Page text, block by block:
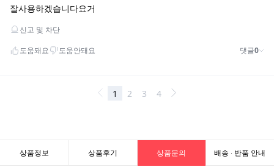
상품정보 상품후기 상품문의 배송 · 반품 안내